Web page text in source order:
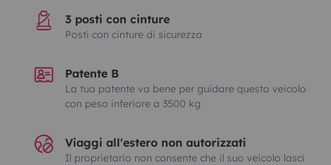
3 posti con cinture
Posti con cinture di sicurezza
Patente B
La tua patente va bene per guidare questo veicolo
con peso inferiore a 3500 kg
Viaggi all'estero non autorizzati
Il proprietario non consente che il suo veicolo lasci